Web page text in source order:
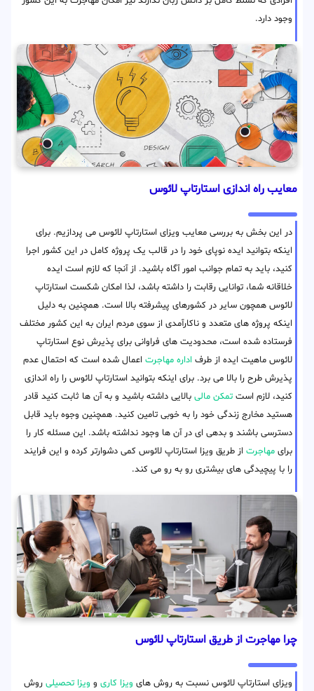
وجود دارد.
معایب راه اندازی استارتاپ لائوس
در این بخش به بررسی معایب ویزای استارتاپ لائوس می پردازیم. برای
اینکه بتوانید ایده نوپای خود را در قالب یک پروژه کامل در این کشور اجرا
کنید، باید به تمام جوانب امور آگاه باشید. از آنجا که لازم است ایده
خلاقانه شما، توانایی رقابت را داشته باشد، لذا امکان شکست استارتاپ
لائوس همچون سایر در کشورهای پیشرفته بالا است. همچنین به دلیل
اینکه پروژه های متعدد و ناکارآمدی از سوی مردم ایران به این کشور مختلف
فرستاده شده است، محدودیت های فراوانی برای پذیرش نوع استارتاپ
لائوس ماهیت ایده از طرف اداره مهاجرت اعمال شده است که احتمال عدم
پذیرش طرح را بالا می برد. برای اینکه بتوانید استارتاپ لائوس را راه اندازی
کنید، لازم است تمکن مالی بالایی داشته باشید و به آن ها ثابت کنید قادر
هستید مخارج زندگی خود را به خوبی تامین کنید. همچنین وجوه باید قابل
دسترسی باشند و بدهی ای در آن ها وجود نداشته باشد. این مسئله کار را
برای مهاجرت از طریق ویزا استارتاپ لائوس کمی دشوارتر کرده و این فرایند
را با پیچیدگی های بیشتری رو به رو می کند.
چرا مهاجرت از طریق استارتاپ لائوس
ویزای استارتاپ لائوس نسبت به روش های ویزا کاری و ویزا تحصیلی روش